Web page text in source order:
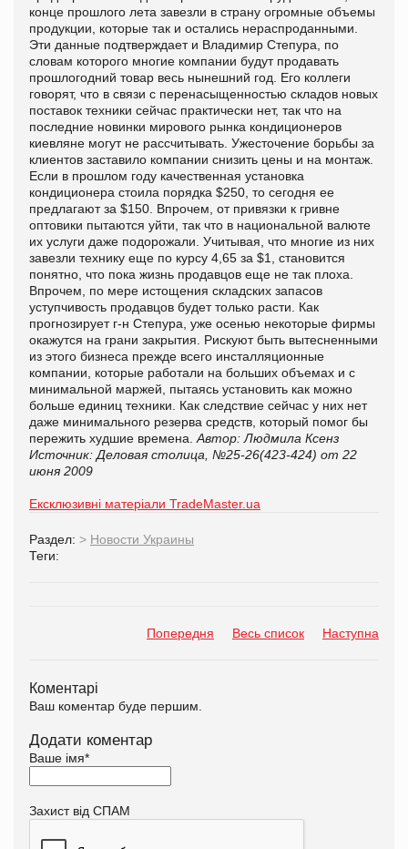
конце прошлого лета завезли в страну огромные объемы
продукции, которые так и остались нераспроданными.
Эти данные подтверждает и Владимир Степура, по
словам которого многие компании будут продавать
прошлогодний товар весь нынешний год. Его коллеги
говорят, что в связи с перенасыщенностью складов новых
поставок техники сейчас практически нет, так что на
последние новинки мирового рынка кондиционеров
киевляне могут не рассчитывать. Ужесточение борьбы за
клиентов заставило компании снизить цены и на монтаж.
Если в прошлом году качественная установка
кондиционера стоила порядка $250, то сегодня ее
предлагают за $150. Впрочем, от привязки к гривне
оптовики пытаются уйти, так что в национальной валюте
их услуги даже подорожали. Учитывая, что многие из них
завезли технику еще по курсу 4,65 за $1, становится
понятно, что пока жизнь продавцов еще не так плоха.
Впрочем, по мере истощения складских запасов
уступчивость продавцов будет только расти. Как
прогнозирует г-н Степура, уже осенью некоторые фирмы
окажутся на грани закрытия. Рискуют быть вытесненными
из этого бизнеса прежде всего инсталляционные
компании, которые работали на больших объемах и с
минимальной маржей, пытаясь установить как можно
больше единиц техники. Как следствие сейчас у них нет
даже минимального резерва средств, который помог бы
пережить худшие времена. Автор: Людмила Ксенз
Источник: Деловая столица, №25-26(423-424) от 22
июня 2009
Ексклюзивні матеріали TradeMaster.ua
Раздел: > Новости Украины
Теги:
Попередня Весь список Наступна
Коментарі
Ваш коментар буде першим.
Додати коментар
Ваше імя*
Захист від СПАМ